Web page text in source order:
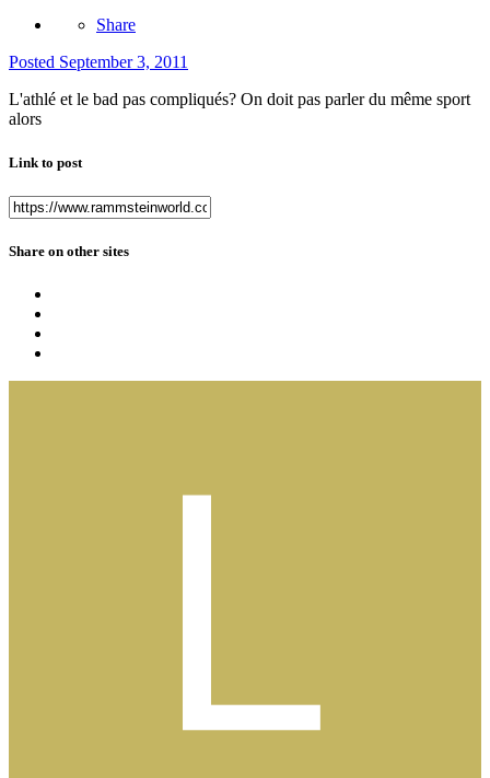
Share
Posted September 3, 2011
L'athlé et le bad pas compliqués? On doit pas parler du même sport
alors
Link to post
Share on other sites